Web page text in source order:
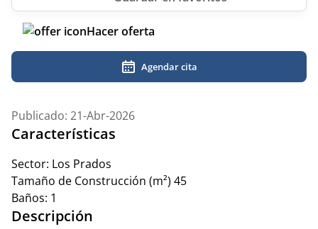
Hacer oferta
Agendar cita
Publicado: 21-Abr-2026
Características
Sector: Los Prados
Tamaño de Construcción (m²) 45
Baños: 1
Descripción